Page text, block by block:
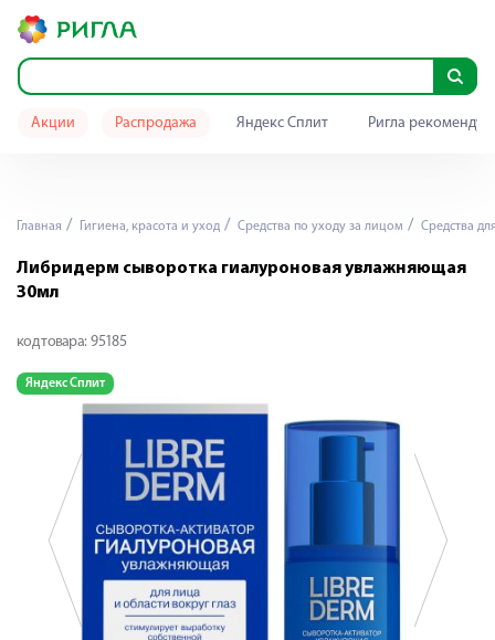
Акции Распродажа Яндекс Сплит Ригла
Главная Гигиена, красота и уход Средства по уходу за лицом Средства
Либридерм сыворотка гиалуроновая увлажняющая
30мл
код товара: 95185
Яндекс Сплит